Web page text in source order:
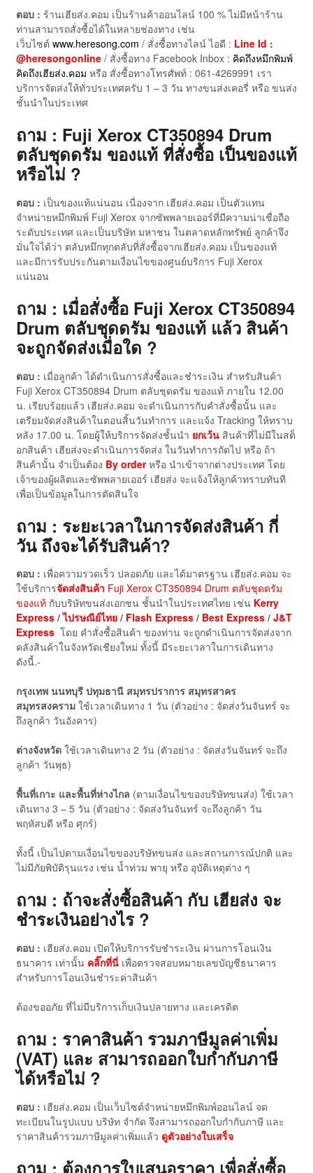
ตอบ : ร้านเฮียส่ง.คอม เป็นร้านค้าออนไลน์ 100 % ไม่มีหน้าร้าน
ท่านสามารถสั่งซื้อได้ในหลายช่องทาง เช่น
เว็บไซต์ www.heresong.com / สั่งซื้อทางไลน์ ไอดี : Line Id :
@heresongonline / สั่งซื้อทาง Facebook Inbox : คิดถึงหมึกพิมพ์
คิดถึงเฮียส่ง.คอม หรือ สั่งซื้อทางโทรศัพท์ : 061-4269991 เรา
บริการจัดส่งให้ทั่วประเทศครับ 1 – 3 วัน ทางขนส่งเคอรี่ หรือ ขนส่ง
ชั้นนำในประเทศ
ถาม : Fuji Xerox CT350894 Drum
ตลับชุดดรัม ของแท้ ที่สั่งซื้อ เป็นของแท้
หรือไม่ ?
ตอบ : เป็นของแท้แน่นอน เนื่องจาก เฮียส่ง.คอม เป็นตัวแทน
จำหน่ายหมึกพิมพ์ Fuji Xerox จากซัพพลายเออร์ที่มีความน่าเชื่อถือ
ระดับประเทศ และเป็นบริษัท มหาชน ในตลาดหลักทรัพย์ ลูกค้าจึง
มั่นใจได้ว่า ตลับหมึกทุกตลับที่สั่งซื้อจากเฮียส่ง.คอม เป็นของแท้
และมีการรับประกันตามเงื่อนไขของศูนย์บริการ Fuji Xerox
แน่นอน
ถาม : เมื่อสั่งซื้อ Fuji Xerox CT350894
Drum ตลับชุดดรัม ของแท้ แล้ว สินค้า
จะถูกจัดส่งเมื่อใด ?
ตอบ : เมื่อลูกค้า ได้ดำเนินการสั่งซื้อและชำระเงิน สำหรับสินค้า
Fuji Xerox CT350894 Drum ตลับชุดดรัม ของแท้ ภายใน 12.00
น. เรียบร้อยแล้ว เฮียส่ง.คอม จะดำเนินการกับคำสั่งซื้อนั้น และ
เตรียมจัดส่งสินค้าในตอนสิ้นวันทำการ และแจ้ง Tracking ให้ทราบ
หลัง 17.00 น. โดยผู้ให้บริการจัดส่งชั้นนำ ยกเว้นสินค้าที่ไม่มีในสต็
อกสินค้า เฮียส่งจะดำเนินการจัดส่ง ในวันทำการถัดไป หรือ ถ้า
สินค้านั้น จำเป็นต้อง By orderหรือ นำเข้าจากต่างประเทศ โดย
เจ้าของผู้ผลิตและซัพพลายเออร์ เฮียส่ง จะแจ้งให้ลูกค้าทราบทันที
เพื่อเป็นข้อมูลในการตัดสินใจ
ถาม : ระยะเวลาในการจัดส่งสินค้า กี่
วัน ถึงจะได้รับสินค้า?
ตอบ : เพื่อความรวดเร็ว ปลอดภัย และได้มาตรฐาน เฮียส่ง.คอม จะ
ใช้บริการจัดส่งสินค้า Fuji Xerox CT350894 Drum ตลับชุดดรัม
ของแท้ กับบริษัทขนส่งเอกชน ชั้นนำในประเทศไทย เช่น Kerry
Express/ไปรษณีย์ไทย/ Flash Express/ Best Express/ J&T
Expressโดย คำสั่งซื้อสินค้า ของท่าน จะถูกดำเนินการจัดส่งจาก
คลังสินค้าในจังหวัดเชียงใหม่ ทั้งนี้ มีระยะเวลาในการเดินทาง
ดังนี้.-
กรุงเทพ นนทบุรี ปทุมธานี สมุทรปราการ สมุทรสาคร
สมุทรสงครามใช้เวลาเดินทาง 1 วัน (ตัวอย่าง : จัดส่งวันจันทร์ จะ
ถึงลูกค้า วันอังคาร)
ต่างจังหวัดใช้เวลาเดินทาง 2 วัน (ตัวอย่าง : จัดส่งวันจันทร์ จะถึง
ลูกค้า วันพุธ)
พื้นที่เกาะ และพื้นที่ห่างไกล (ตามเงื่อนไขของบริษัทขนส่ง) ใช้เวลา
เดินทาง 3 – 5 วัน (ตัวอย่าง : จัดส่งวันจันทร์ จะถึงลูกค้า วัน
พฤหัสบดี หรือ ศุกร์)
ทั้งนี้ เป็นไปตามเงื่อนไขของบริษัทขนส่ง และสถานการณ์ปกติ และ
ไม่มีภัยพิบัติรุนแรง เช่น น้ำท่วม พายุ หรือ อุบัติเหตุต่าง ๆ
ถาม : ถ้าจะสั่งซื้อสินค้า กับ เฮียส่ง จะ
ชำระเงินอย่างไร ?
ตอบ : เฮียส่ง.คอม เปิดให้บริการรับชำระเงิน ผ่านการโอนเงิน
ธนาคาร เท่านั้น คลิ๊กที่นี่เพื่อตรวจสอบหมายเลขบัญชีธนาคาร
สำหรับการโอนเงินชำระค่าสินค้า
ต้องขออภัย ที่ไม่มีบริการเก็บเงินปลายทาง และเครดิต
ถาม : ราคาสินค้า รวมภาษีมูลค่าเพิ่ม
(VAT) และ สามารถออกใบกำกับภาษี
ได้หรือไม่ ?
ตอบ : เฮียส่ง.คอม เป็นเว็บไซต์จำหน่ายหมึกพิมพ์ออนไลน์ จด
ทะเบียนในรูปแบบ บริษัท จำกัด จึงสามารถออกใบกำกับภาษี และ
ราคาสินค้ารวมภาษีมูลค่าเพิ่มแล้ว ดูตัวอย่างใบเสร็จ
ถาม : ต้องการใบเสนอราคา เพื่อสั่งซื้อ